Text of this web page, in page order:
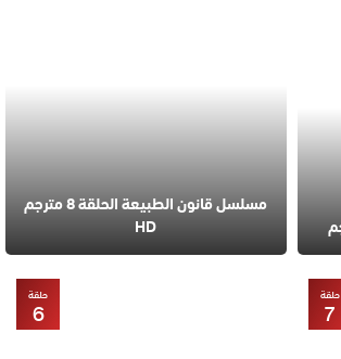
مسلسل قانون الطبيعة الحلقة 8 مترجم
HD
حلقة
7
حلقة
6